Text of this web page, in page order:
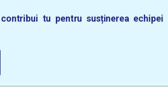
tu pentru susținerea echipei